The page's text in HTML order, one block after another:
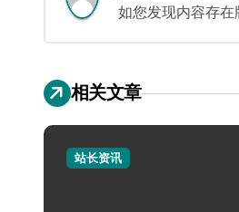
如您发现内容存在
相关文章
站长资讯